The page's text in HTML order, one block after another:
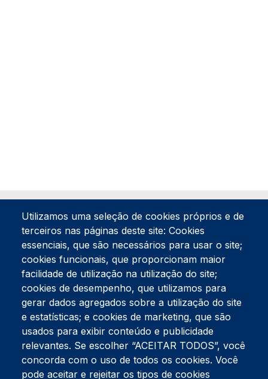
Tel:234 390 100Fax:234 390 100
Endereço Postal
Apartado 42
Rua Gil Eanes 31
3834-908 Gafanha da Nazaré
Estúdios
Rua Prior Guerra
Utilizamos uma seleção de cookies próprios e de
terceiros nas páginas deste site: Cookies
essenciais, que são necessários para usar o site;
cookies funcionais, que proporcionam maior
facilidade de utilização na utilização do site;
cookies de desempenho, que utilizamos para
gerar dados agregados sobre a utilização do site
e estatísticas; e cookies de marketing, que são
usados para exibir conteúdo e publicidade
relevantes. Se escolher “ACEITAR TODOS”, você
concorda com o uso de todos os cookies. Você
pode aceitar e rejeitar os tipos de cookies